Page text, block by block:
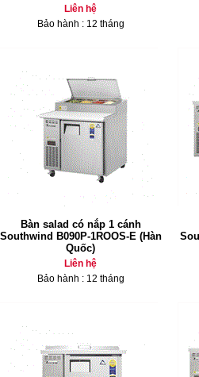
Liên hệ
Bảo hành : 12 tháng
Bàn salad có nắp 1 cánh
Southwind B090P-1ROOS-E (Hàn
Quốc)
Liên hệ
Bảo hành : 12 tháng